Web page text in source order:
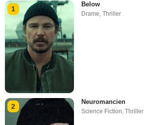
1
Below
Drame,Thriller
2
Neuromancien
Science Fiction ,Thriller